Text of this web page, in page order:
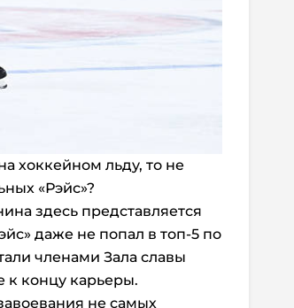
хоккейном льду, то не
«Рэйс»?
здесь представляется
даже не попал в топ-5 по
членами Зала славы
к концу карьеры.
не самых